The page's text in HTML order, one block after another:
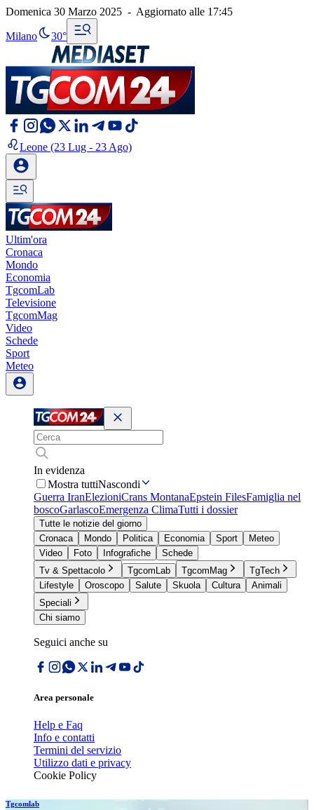
Domenica 30 Marzo 2025 - Aggiornato alle 17:45
Milano 30°
Leone (23 Lug - 23 Ago)
Ultim'ora
Cronaca
Mondo
Economia
TgcomLab
Televisione
TgcomMag
Video
Schede
Sport
Meteo
In evidenza
Mostra tuttiNascondi
Guerra IranElezioniCrans MontanaEpstein FilesFamiglia nel
boscoGarlascoEmergenza ClimaTutti i dossier
Tutte le notizie del giorno
Cronaca
Mondo Politica Economia Sport
Meteo
Video
Foto Infografiche
Schede
Tv & Spettacolo
TgcomLab TgcomMag
TgTech
Lifestyle
Oroscopo Salute Skuola Cultura
Animali
Speciali
Chi siamo
Seguici anche su
Area personale
Help e Faq
Info e contatti
Termini del servizio
Utilizzo dati e privacy
Cookie Policy
Tgcomlab